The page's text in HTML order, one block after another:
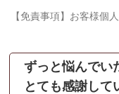
【免責事項】お客様個
ずっと悩んでい
とても感謝して